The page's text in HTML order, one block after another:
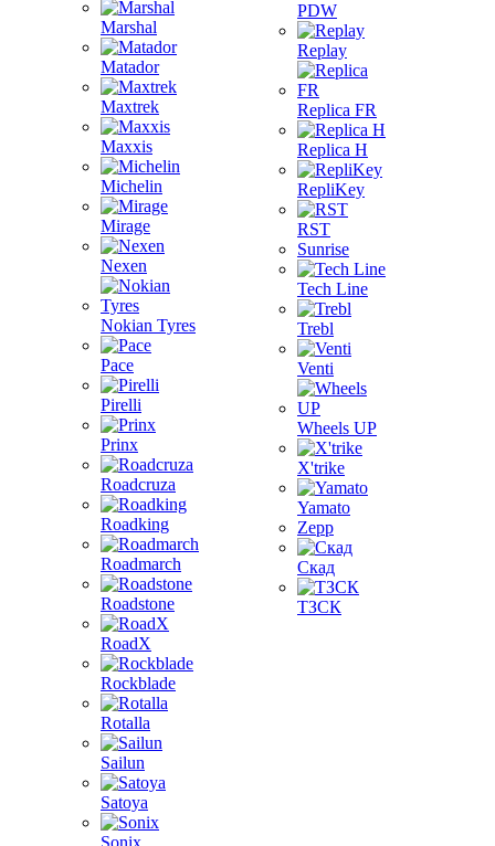
Marshal
Matador
Maxtrek
Maxxis
Michelin
Mirage
Nexen
Nokian Tyres
Pace
Pirelli
Prinx
Roadcruza
Roadking
Roadmarch
Roadstone
RoadX
Rockblade
Rotalla
Sailun
Satoya
Sonix
PDW
Replay
Replica FR
Replica H
RepliKey
RST
Sunrise
Tech Line
Trebl
Venti
Wheels UP
X'trike
Yamato
Zepp
Скад
ТЗСК